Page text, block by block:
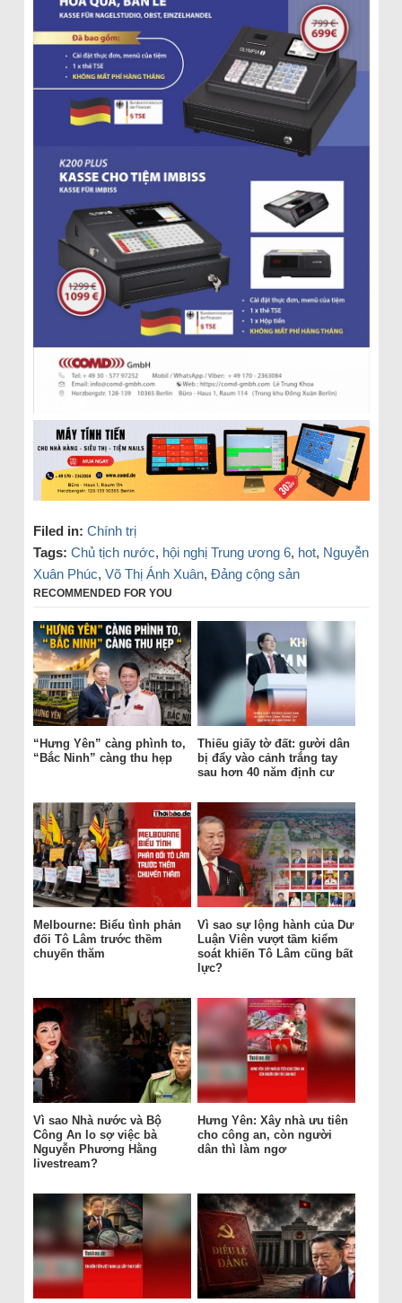
Filed in: Chính trị
Tags: Chủ tịch nước, hội nghị Trung ương 6, hot, Nguyễn
Xuân Phúc, Võ Thị Ánh Xuân, Đảng cộng sản
RECOMMENDED FOR YOU
“Hưng Yên” càng phình to,
“Bắc Ninh” càng thu hẹp
Thiếu giấy tờ đất: gười dân
bị đẩy vào cảnh trắng tay
sau hơn 40 năm định cư
Melbourne: Biểu tình phản
đối Tô Lâm trước thềm
chuyến thăm
Vì sao sự lộng hành của Dư
Luận Viên vượt tầm kiểm
soát khiến Tô Lâm cũng bất
lực?
Vì sao Nhà nước và Bộ
Công An lo sợ việc bà
Nguyễn Phương Hằng
livestream?
Hưng Yên: Xây nhà ưu tiên
cho công an, còn người
dân thì làm ngơ